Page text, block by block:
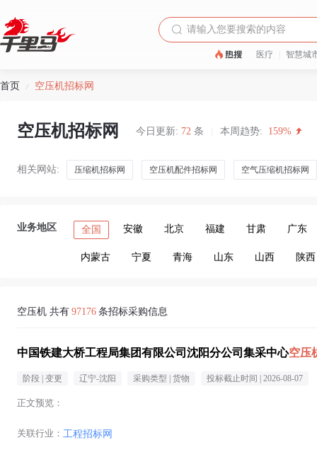
医疗 智慧城
首页 / 空压机招标网
空压机招标网 今日更新: 72 条 本周趋势: 159%
相关网站: 压缩机招标网 空压机配件招标网 空气压缩机招标网
业务地区 全国 安徽 北京 福建 甘肃 广东
内蒙古 宁夏 青海 山东 山西 陕西
空压机 共有 97176 条招标采购信息
中国铁建大桥工程局集团有限公司沈阳分公司集采中心空压
阶段 | 变更 辽宁-沈阳 采购类型 | 货物 投标截止时间 | 2026-08-07
正文预览：
关联行业： 工程招标网